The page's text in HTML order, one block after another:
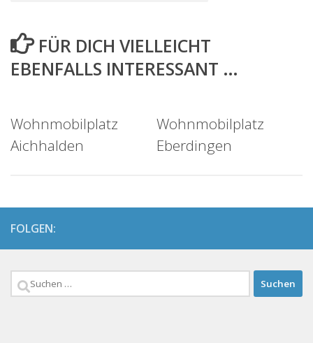
FÜR DICH VIELLEICHT
EBENFALLS INTERESSANT …
Wohnmobilplatz
Aichhalden
Wohnmobilplatz
Eberdingen
FOLGEN:
Suchen